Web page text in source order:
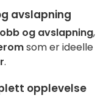
avslapning
og avslapning,
som er ideelle
.
opplevelse